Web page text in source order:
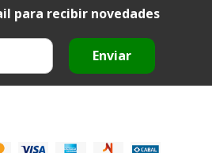
para recibir novedades
Enviar